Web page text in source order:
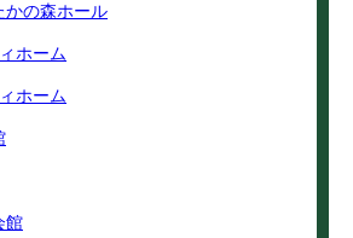
かの森ホール
ホーム
ホーム
館